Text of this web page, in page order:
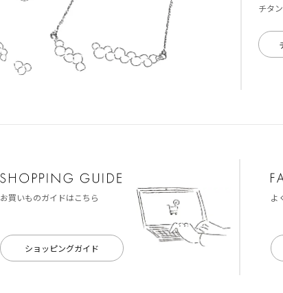
チタ
お買いものガイドはこちら
ショッピングガイド
よ